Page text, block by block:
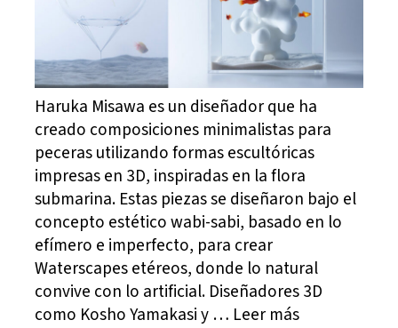
Haruka Misawa es un diseñador que ha
creado composiciones minimalistas para
peceras utilizando formas escultóricas
impresas en 3D, inspiradas en la flora
submarina. Estas piezas se diseñaron bajo el
concepto estético wabi-sabi, basado en lo
efímero e imperfecto, para crear
Waterscapes etéreos, donde lo natural
convive con lo artificial. Diseñadores 3D
como Kosho Yamakasi y … Leer más